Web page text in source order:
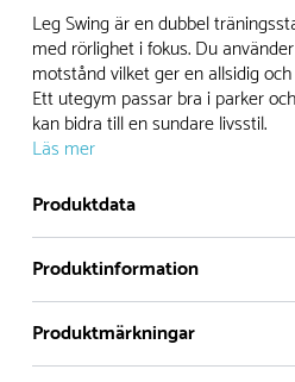
Normalt sätt tillverkar vi alla
Detta gör vi för att garantera att
som legat på en hylla under
livslängden på produkten.
Däremot har vi många produkter
levereras i stort sett omgående,
gungor, mål, basket, bordtennis,
klätternät, studsmattor, bänkbord
Normalt sätt är leveranstiden på
tillverkas efter beställning ca 4-8
Leg Swing är en dubbel
med rörlighet i fokus. Du
motstånd vilket ger en allsidig
Ett utegym passar bra i parker
kan bidra till en sundare livsstil.
Läs mer
Produktdata
Produktinformation
Leg Swing är en dubbel
Produktmärkningar